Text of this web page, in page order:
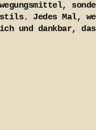
Jedes Mal,
und dankbar,